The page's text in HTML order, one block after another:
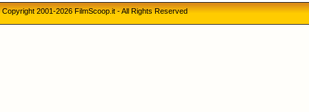
Copyright 2001-2026 FilmScoop.it - All Rights Reserved